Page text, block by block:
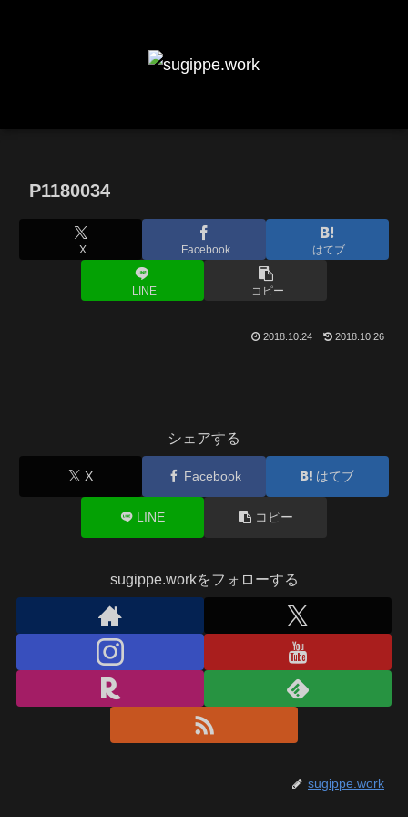
P1180034
X Facebook はてブ
LINE コピー
2018.10.24 2018.10.26
シェアする
X Facebook はてブ
LINE コピー
sugippe.workをフォローする
sugippe.work